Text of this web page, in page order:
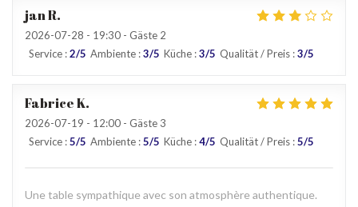
janR
2026-07-28 - 19:30 - Gäste 2
Service :2/5 Ambiente :3/5 Küche :3/5 Qualität / Preis :3/5
FabriceK
2026-07-19 - 12:00 - Gäste 3
Service :5/5 Ambiente :5/5 Küche :4/5 Qualität / Preis :5/5
Une table sympathique avec son atmosphère authentique.